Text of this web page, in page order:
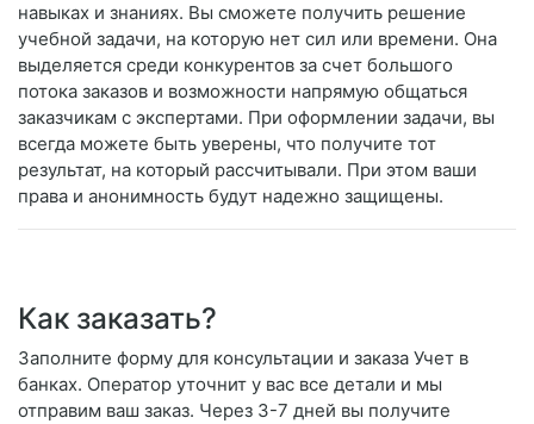
навыках и знаниях. Вы сможете получить решение
учебной задачи, на которую нет сил или времени. Она
выделяется среди конкурентов за счет большого
потока заказов и возможности напрямую общаться
заказчикам с экспертами. При оформлении задачи, вы
всегда можете быть уверены, что получите тот
результат, на который рассчитывали. При этом ваши
права и анонимность будут надежно защищены.
Как заказать?
Заполните форму для консультации и заказа Учет в
банках. Оператор уточнит у вас все детали и мы
отправим ваш заказ. Через 3-7 дней вы получите